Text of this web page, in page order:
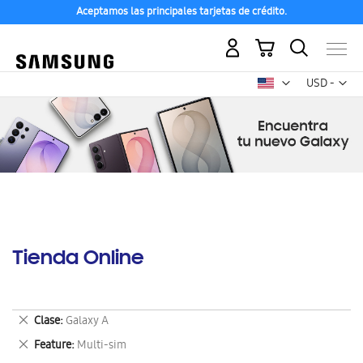
Aceptamos las principales tarjetas de crédito.
USD -
dólar
Mi carrito
Tienda Online
Clase Galaxy A
Eliminar
este
artículo
Feature Multi-sim
Eliminar